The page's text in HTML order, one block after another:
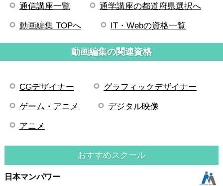
通信講座一覧 通学講座の都道府県選択へ
動画編集 TOPへ IT・Webの資格一覧
動画編集の関連資格
CGデザイナー グラフィックデザイナー
ゲーム・アニメ デジタル映像
アニメ
おすすめスクール
日本マンパワー